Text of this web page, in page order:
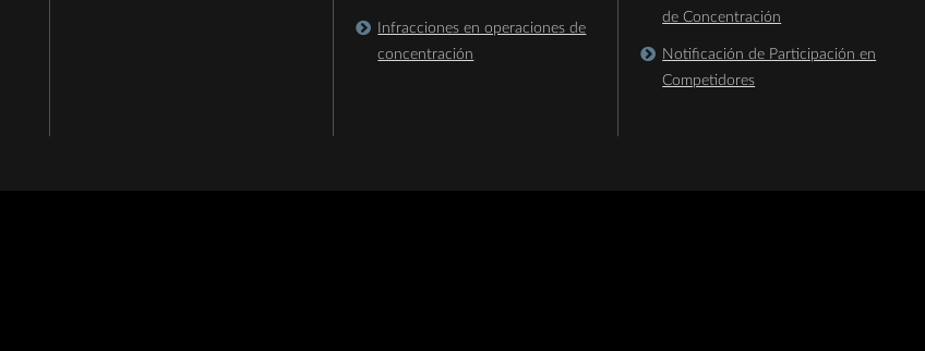
Infracciones en operaciones de
concentración
de Concentración
Notificación de Participación en
Competidores